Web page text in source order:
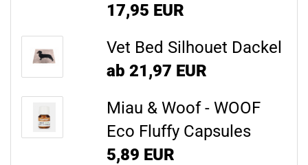
17,95 EUR
Vet Bed Silhouet Dackel
ab 21,97 EUR
Miau & Woof - WOOF
Eco Fluffy Capsules
5,89 EUR